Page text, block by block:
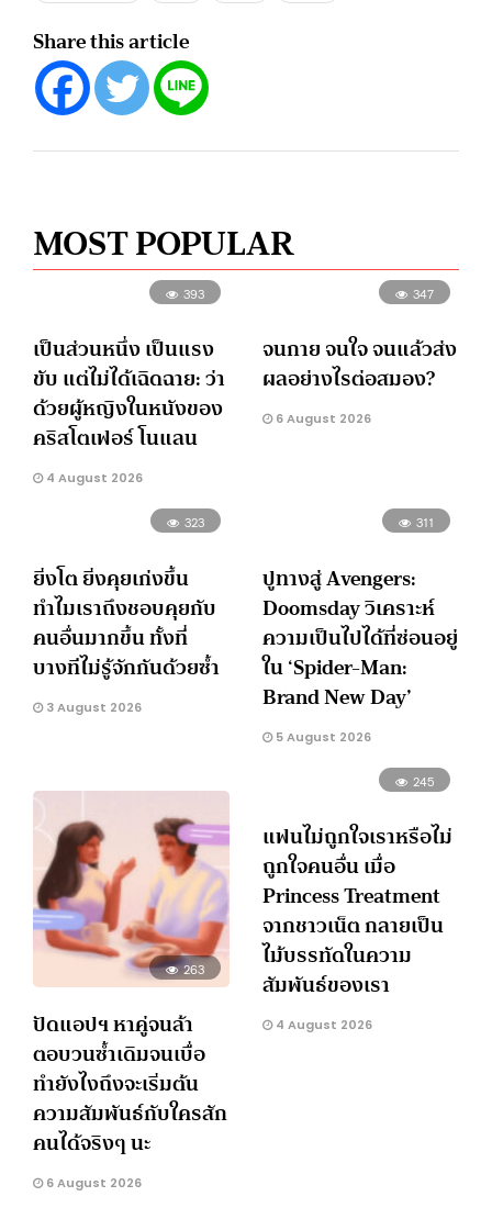
Share this article
MOST POPULAR
393
เป็นส่วนหนึ่ง เป็นแรง
ขับ แต่ไม่ได้เฉิดฉาย: ว่า
ด้วยผู้หญิงในหนังของ
คริสโตเฟอร์ โนแลน
4 August 2026
347
จนกาย จนใจ จนแล้วส่ง
ผลอย่างไรต่อสมอง?
6 August 2026
323
ยิ่งโต ยิ่งคุยเก่งขึ้น
ทำไมเราถึงชอบคุยกับ
คนอื่นมากขึ้น ทั้งที่
บางทีไม่รู้จักกันด้วยซ้ำ
3 August 2026
311
ปูทางสู่ Avengers:
Doomsday วิเคราะห์
ความเป็นไปได้ที่ซ่อนอยู่
ใน ‘Spider-Man:
Brand New Day’
5 August 2026
263
ปัดแอปฯ หาคู่จนล้า
ตอบวนซ้ำเดิมจนเบื่อ
ทำยังไงถึงจะเริ่มต้น
ความสัมพันธ์กับใครสัก
คนได้จริงๆ นะ
6 August 2026
245
แฟนไม่ถูกใจเราหรือไม่
ถูกใจคนอื่น เมื่อ
Princess Treatment
จากชาวเน็ต กลายเป็น
ไม้บรรทัดในความ
สัมพันธ์ของเรา
4 August 2026